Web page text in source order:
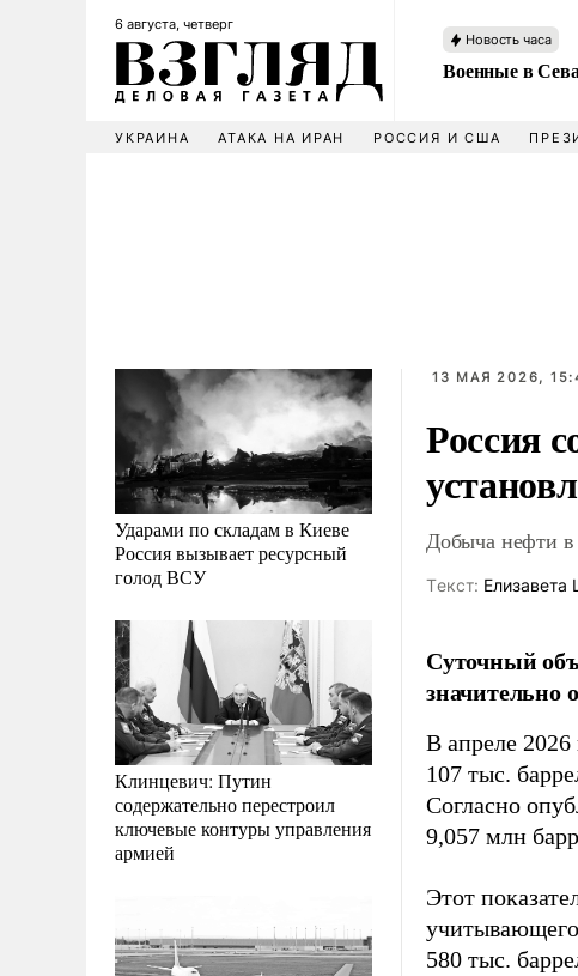
6 августа, четверг
Новость часа
Военные в
УКРАИНА АТАКА НА ИРАН РОССИЯ И США
Ударами по складам в Киеве
Россия вызывает ресурсный
голод ВСУ
Клинцевич: Путин
содержательно перестроил
ключевые контуры управления
армией
13 МАЯ 2026,
Россия
Добыча нефти в
Tекст:
Суточный
значительно
В апреле
107 тыс.
Согласно
9,057 млн
Этот
580 тыс.